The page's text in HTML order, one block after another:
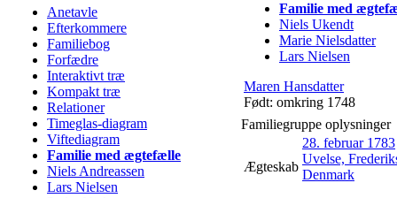
Anetavle
Efterkommere
Familiebog
Forfædre
Interaktivt træ
Kompakt træ
Relationer
Timeglas-diagram
Viftediagram
Familie med ægtefælle
Niels Andreassen
Lars Nielsen
Familie med
Niels Ukendt
Marie Nielsdatter
Lars Nielsen
Maren Hansdatter
Født: omkring 1748
Familiegruppe oplysninger
Ægteskab
28. februar 1783
Uvelse,
Denmark